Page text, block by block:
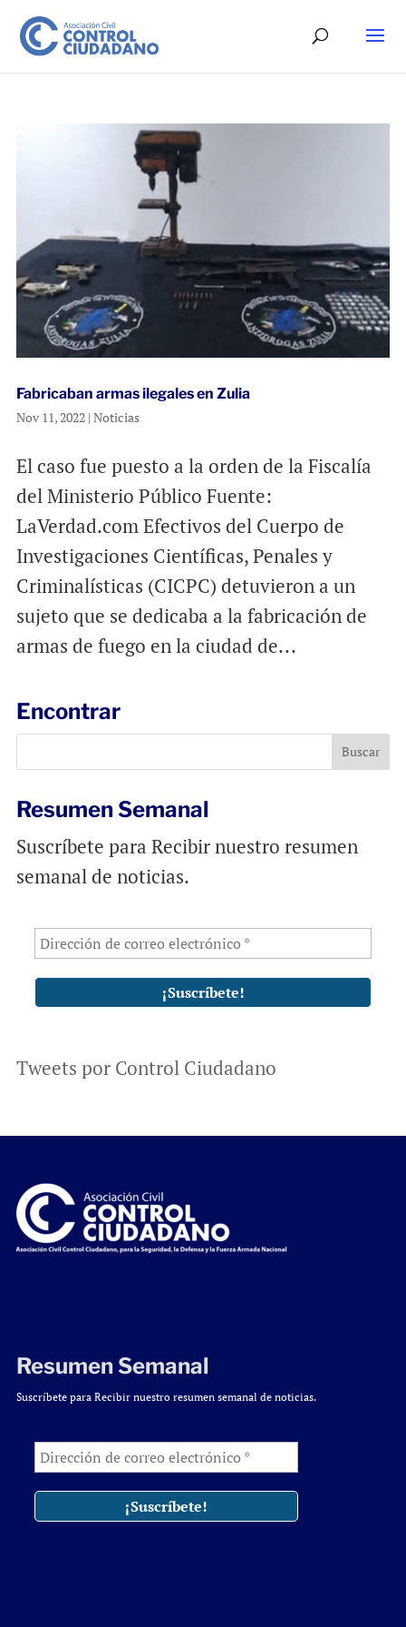
Fabricaban armas ilegales en Zulia
Nov 11, 2022| Noticias
El caso fue puesto a la orden de la Fiscalía
del Ministerio Público Fuente:
LaVerdad.com Efectivos del Cuerpo de
Investigaciones Científicas, Penales y
Criminalísticas (CICPC) detuvieron a un
sujeto que se dedicaba a la fabricación de
armas de fuego en la ciudad de...
Encontrar
Resumen Semanal
Suscríbete para Recibir nuestro resumen
semanal de noticias.
Tweets por Control Ciudadano
Resumen Semanal
Suscríbete para Recibir nuestro resumen semanal de noticias.